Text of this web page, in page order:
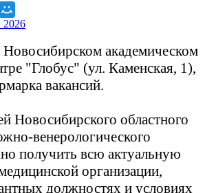
академическом
"Глобус" (ул. Каменская, 1),
вакансий.
Новосибирского областного
венерологического
получить всю актуальную
организации,
должностях и условиях